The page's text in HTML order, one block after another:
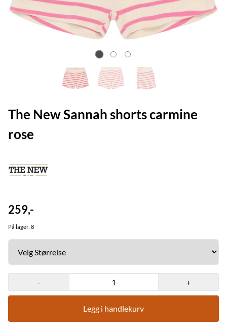
The New Sannah shorts carmine
rose
259,-
På lager: 8
- +
Legg i handlekurv